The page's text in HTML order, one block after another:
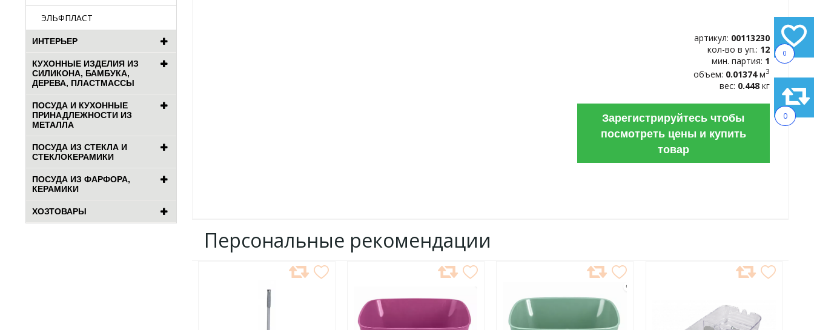
0
0
ЭЛЬФПЛАСТ
ИНТЕРЬЕР
КУХОННЫЕ ИЗДЕЛИЯ ИЗ
СИЛИКОНА, БАМБУКА,
ДЕРЕВА, ПЛАСТМАССЫ
ПОСУДА И КУХОННЫЕ
ПРИНАДЛЕЖНОСТИ ИЗ
МЕТАЛЛА
ПОСУДА ИЗ СТЕКЛА И
СТЕКЛОКЕРАМИКИ
ПОСУДА ИЗ ФАРФОРА,
КЕРАМИКИ
ХОЗТОВАРЫ
артикул: 00113230
кол-во в уп.: 12
мин. партия: 1
объем: 0.01374м3
вес: 0.448 кг
Зарегистрируйтесь чтобы
посмотреть цены и купить
товар
Персональные рекомендации
ИЗБРАННОЕ
ИЗБРАННОЕ
ИЗБРАННОЕ